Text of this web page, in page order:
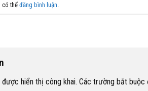
có thểđăng bình luận
hiển thị công khai. Các trường bắt buộc